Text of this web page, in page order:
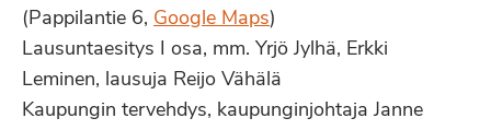
(Pappilantie 6, Google Maps)
Lausuntaesitys I osa, mm. Yrjö Jylhä, Erkki
Leminen, lausuja Reijo Vähälä
Kaupungin tervehdys, kaupunginjohtaja Janne